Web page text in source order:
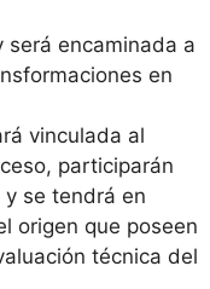
será encaminada a
en
vinculada al
participarán
se tendrá en
origen que poseen
técnica del